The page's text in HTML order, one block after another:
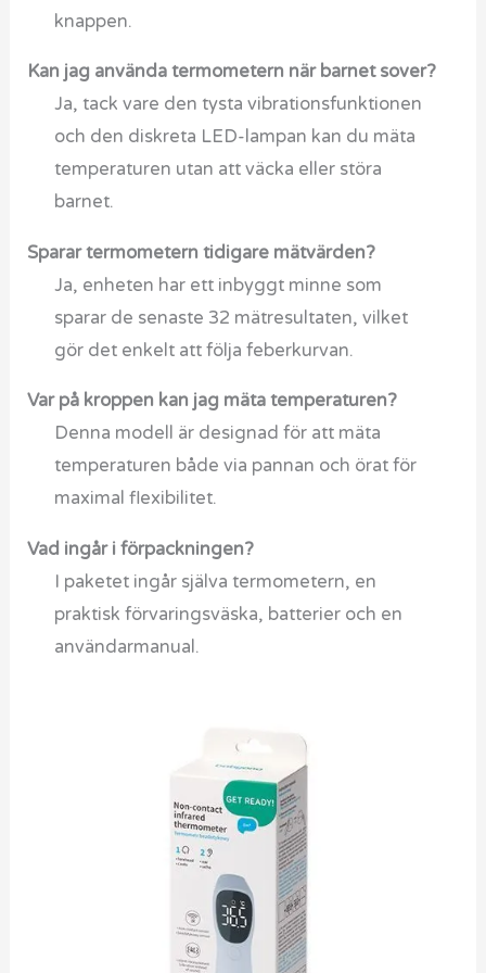
knappen.
Kan jag använda termometern när barnet sover?
Ja, tack vare den tysta vibrationsfunktionen
och den diskreta LED-lampan kan du mäta
temperaturen utan att väcka eller störa
barnet.
Sparar termometern tidigare mätvärden?
Ja, enheten har ett inbyggt minne som
sparar de senaste 32 mätresultaten, vilket
gör det enkelt att följa feberkurvan.
Var på kroppen kan jag mäta temperaturen?
Denna modell är designad för att mäta
temperaturen både via pannan och örat för
maximal flexibilitet.
Vad ingår i förpackningen?
I paketet ingår själva termometern, en
praktisk förvaringsväska, batterier och en
användarmanual.